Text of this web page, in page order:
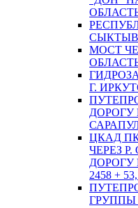
МОСТ
Г.
ДОРОГУ
ЦКАД
ЧЕРЕЗ
2458 +
ГРУППЫ